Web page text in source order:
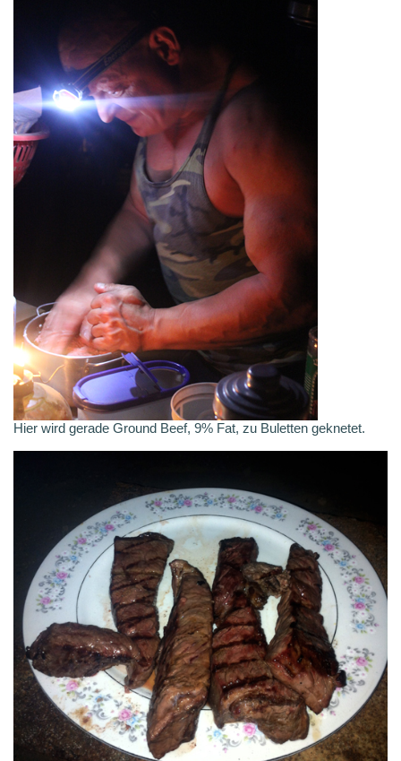
Hier wird gerade Ground Beef, 9% Fat, zu Buletten geknetet.